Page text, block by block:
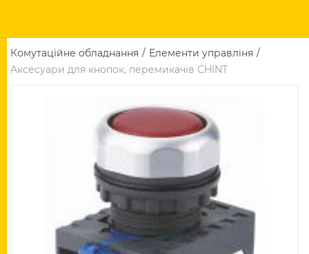
Комутаційне обладнання
Елементи управліня
Аксесуари для кнопок, перемикачів CHINT